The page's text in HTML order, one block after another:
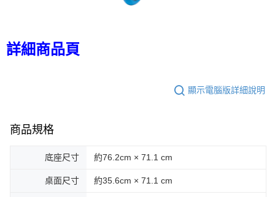
詳細商品頁
顯示電腦版詳細說明
商品規格
底座尺寸 約76.2cm × 71.1 cm
桌面尺寸 約35.6cm × 71.1 cm